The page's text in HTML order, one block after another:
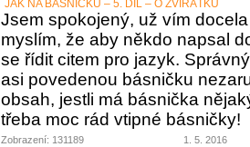
JAK NA BÁSNIČKU – 5. DÍL – O ZVÍŘÁTKU
Jsem spokojený, už vím
myslím, že aby někdo napsal
se řídit citem pro jazyk.
asi povedenou básničku
obsah, jestli má básnička
třeba moc rád vtipné básničky!
Zobrazení: 131189 1. 5. 2016